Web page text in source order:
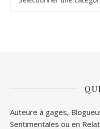
Auteure à gages,
Sentimentales ou en